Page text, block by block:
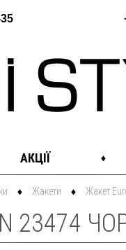
АКЦІЇ
Жакети Жакет
23474